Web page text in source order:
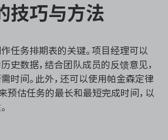
技巧与方法
任务排期表的关键。项目经理可以
史数据，结合团队成员的反馈意见，
时间。此外，还可以使用帕金森定律
来预估任务的最长和最短完成时间，以